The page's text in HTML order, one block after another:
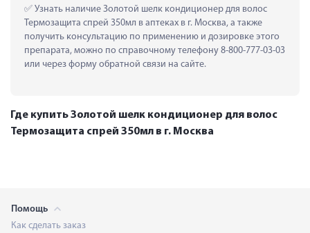
Узнать наличие Золотой шелк кондиционер для волос
Термозащита спрей 350мл в аптеках в г. Москва, а также
получить консультацию по применению и дозировке этого
препарата, можно по справочному телефону 8-800-777-03-03
или через форму обратной связи на сайте.
Где купить Золотой шелк кондиционер для волос
Термозащита спрей 350мл в г. Москва
Помощь
Как сделать заказ